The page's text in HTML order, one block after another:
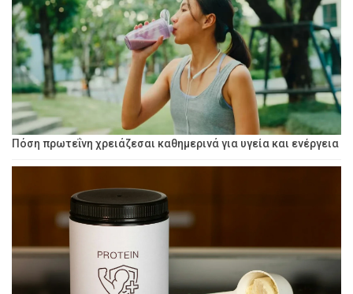
Πόση πρωτεΐνη χρειάζεσαι καθημερινά για υγεία και ενέργεια